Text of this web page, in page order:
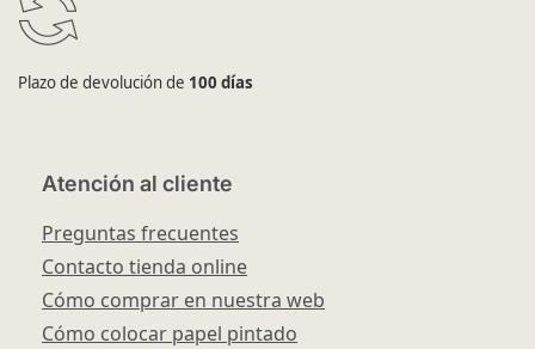
Plazo de devolución de 100 días
Atención al cliente
Preguntas frecuentes
Contacto tienda online
Cómo comprar en nuestra web
Cómo colocar papel pintado